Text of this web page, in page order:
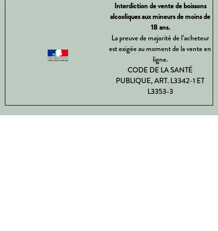
Interdiction de vente de boissons
alcooliques aux mineurs de moins de
18 ans.
La preuve de majorité de l’acheteur
est exigée au moment de la vente en
ligne.
CODE DE LA SANTÉ
PUBLIQUE, ART. L3342-1 ET
L3353-3